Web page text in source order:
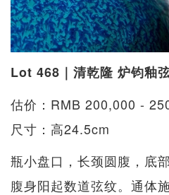
Lot 468｜清乾隆 炉钧釉
估价：RMB 200,000 -
尺寸：高24.5cm
瓶小盘口，长颈圆腹，底
腹身阳起数道弦纹。通体